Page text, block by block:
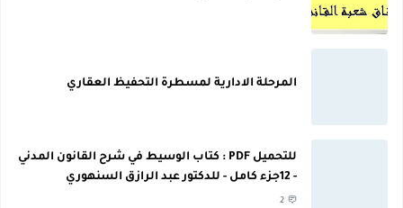
المرحلة الادارية لمسطرة التحفيظ العقاري
للتحميل PDF : كتاب الوسيط في شرح القانون المدني
- 12جزء كامل - للدكتور عبد الرازق السنهوري
2